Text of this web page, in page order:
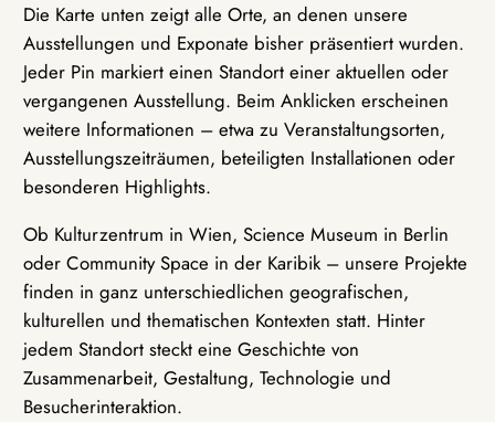
Die Karte unten zeigt alle Orte, an denen unsere
Ausstellungen und Exponate bisher präsentiert wurden.
Jeder Pin markiert einen Standort einer aktuellen oder
vergangenen Ausstellung. Beim Anklicken erscheinen
weitere Informationen – etwa zu Veranstaltungsorten,
Ausstellungszeiträumen, beteiligten Installationen oder
besonderen Highlights.
Ob Kulturzentrum in Wien, Science Museum in Berlin
oder Community Space in der Karibik – unsere Projekte
finden in ganz unterschiedlichen geografischen,
kulturellen und thematischen Kontexten statt. Hinter
jedem Standort steckt eine Geschichte von
Zusammenarbeit, Gestaltung, Technologie und
Besucherinteraktion.